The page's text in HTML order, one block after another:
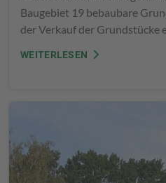
Baugebiet 19 bebaubare
der Verkauf der Grundstücke
WEITERLESEN